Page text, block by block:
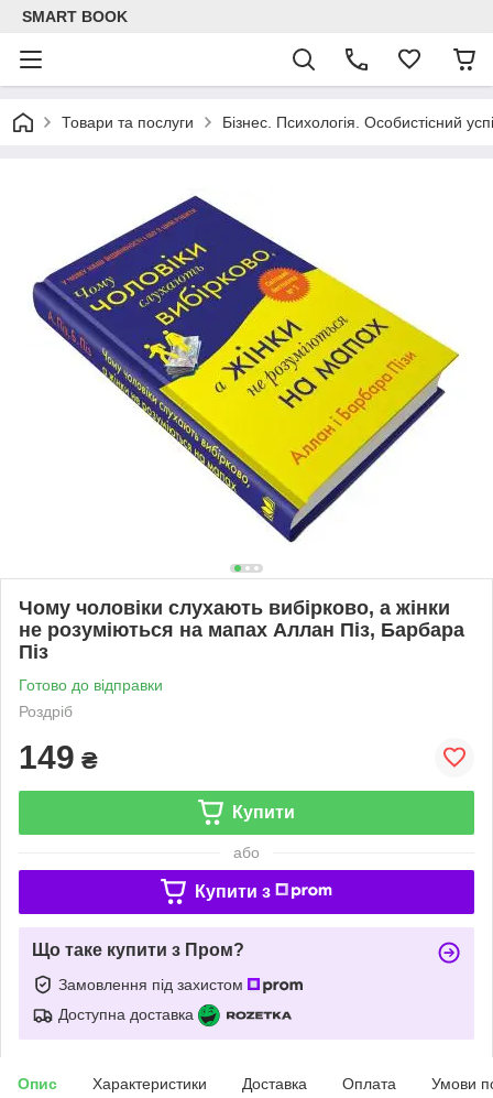
SMART BOOK
Товари та послуги Бізнес. Психологія. Особистісний
Чому чоловіки слухають вибірково, а жінки
не розуміються на мапах Аллан Піз, Барбара
Піз
Готово до відправки
Роздріб
149 ₴
Купити
або
Купити з
Що таке купити з Пром?
Замовлення під захистом
Доступна доставка
Опис Характеристики Доставка Оплата Умови